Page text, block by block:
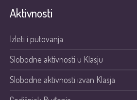
Aktivnosti
Izleti i putovanja
Slobodne aktivnosti u Klasju
Slobodne aktivnosti izvan Klasja